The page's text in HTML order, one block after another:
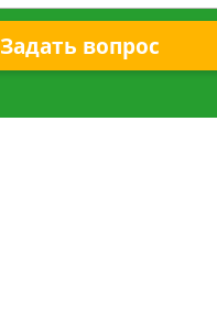
Задать вопрос